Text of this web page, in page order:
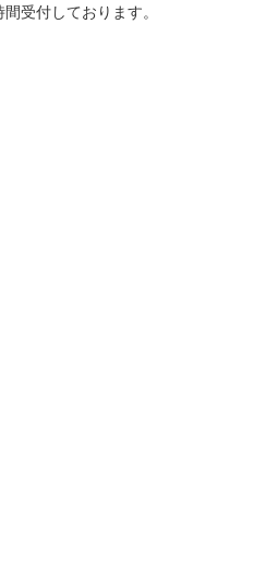
受付しております。